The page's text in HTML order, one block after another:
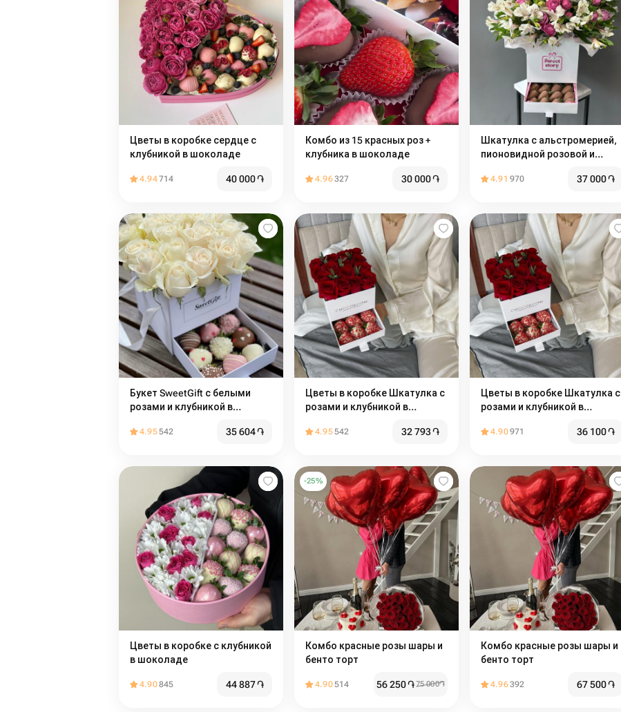
Цветы в коробке сердце с
клубникой в шоколаде
4.94714 40 000֏
Комбо из 15 красных роз +
клубника в шоколаде
4.96327 30 000֏
Шкатулка с альстромерией,
пионовидной розовой и
шоколаде
4.91 970 37 000֏
Букет SweetGift с белыми
розами и клубникой в
4.95542 35 604֏
Цветы в коробке Шкатулка с
розами и клубникой в
4.95542 32 793֏
Цветы в коробке Шкатулка с
розами и клубникой в
4.90971 36 100֏
Цветы в коробке с клубникой
в шоколаде
4.90845 44 887֏
-25%
Комбо красные розы шары и
бенто торт
4.90514 56 250֏75 000֏
Комбо красные розы шары и
бенто торт
4.96392 67 500֏